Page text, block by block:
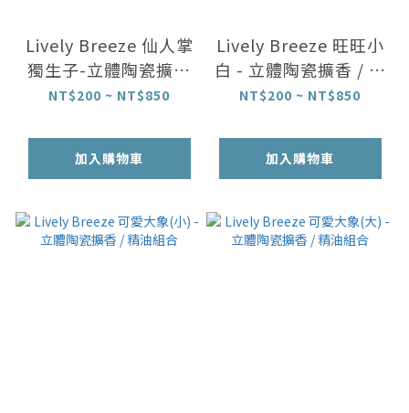
Lively Breeze 仙人掌
獨生子-立體陶瓷擴香
/ 精油組合
NT$200 ~ NT$850
加入購物車
Lively Breeze 旺旺小
白 - 立體陶瓷擴香 / 精
油組合
NT$200 ~ NT$850
加入購物車